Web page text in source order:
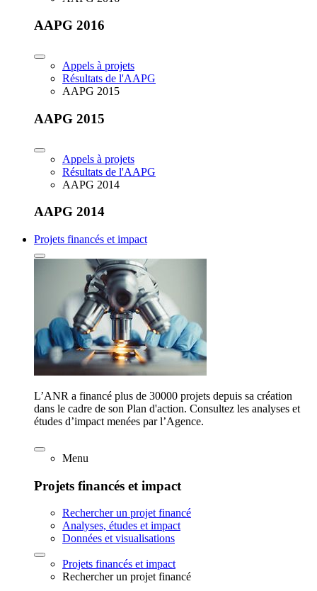
AAPG 2016
Appels à projets
Résultats de l'AAPG
AAPG 2015
AAPG 2015
Appels à projets
Résultats de l'AAPG
AAPG 2014
AAPG 2014
Projets financés et impact
L’ANR a financé plus de 30000 projets depuis sa création
dans le cadre de son Plan d'action. Consultez les analyses et
études d’impact menées par l’Agence.
Menu
Projets financés et impact
Rechercher un projet financé
Analyses, études et impact
Données et visualisations
Projets financés et impact
Rechercher un projet financé